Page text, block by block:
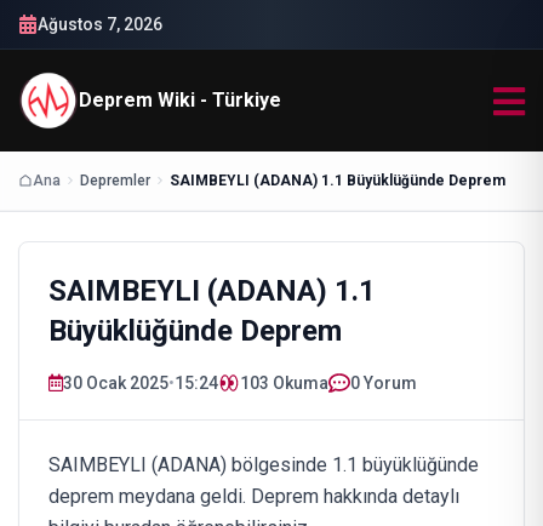
Ağustos 7, 2026
Deprem Wiki - Türkiye
Ana Depremler SAIMBEYLI (ADANA) 1.1 Büyüklüğünde Deprem
SAIMBEYLI (ADANA) 1.1
Büyüklüğünde Deprem
30 Ocak 2025•15:24 103 Okuma 0 Yorum
SAIMBEYLI (ADANA) bölgesinde 1.1 büyüklüğünde
deprem meydana geldi. Deprem hakkında detaylı